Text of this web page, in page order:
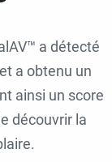
a détecté
a obtenu un
ainsi un score
découvrir la